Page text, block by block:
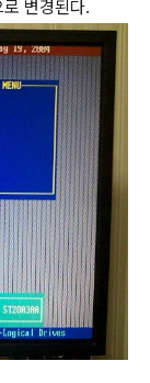
변경된다.